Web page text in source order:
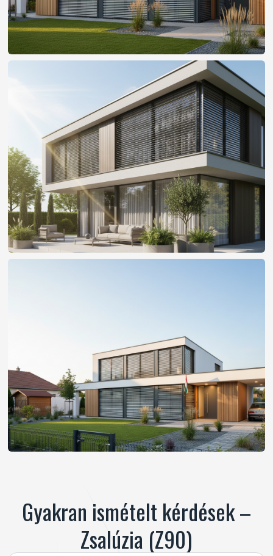
Gyakran ismételt kérdések –
Zsalúzia (Z90)